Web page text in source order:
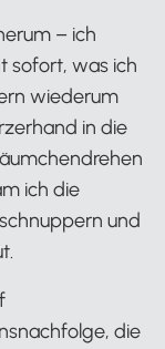
– ich
sofort, was ich
wiederum
in die
ich die
und
die